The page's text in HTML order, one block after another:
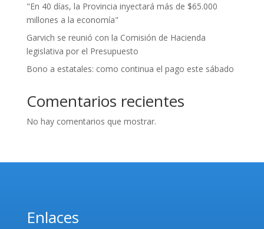
"En 40 días, la Provincia inyectará más de $65.000
millones a la economía"
Garvich se reunió con la Comisión de Hacienda
legislativa por el Presupuesto
Bono a estatales: como continua el pago este sábado
Comentarios recientes
No hay comentarios que mostrar.
Enlaces